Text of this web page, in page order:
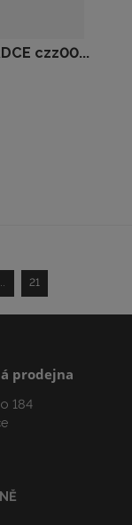
czz00...
21
prodejna
184